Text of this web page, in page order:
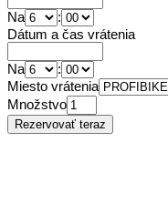
Na
:
Dátum a čas vrátenia
Na
:
Miesto vrátenia
Množstvo